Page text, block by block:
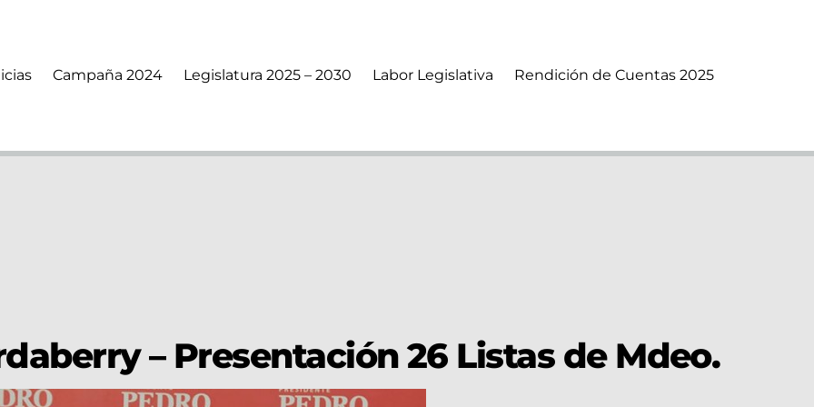
Campaña 2024 Legislatura 2025 – 2030 Labor Legislativa Rendición de Cuentas 2025
– Presentación 26 Listas de Mdeo.